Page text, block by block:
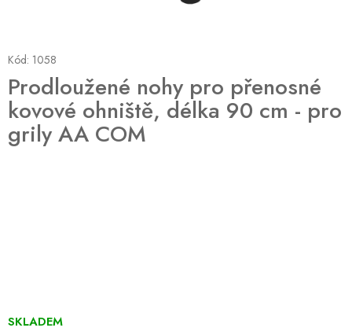
Prodloužené nohy pro přenosné
kovové ohniště, délka 90 cm - pro
grily AA COM
Kód: 1058
SKLADEM